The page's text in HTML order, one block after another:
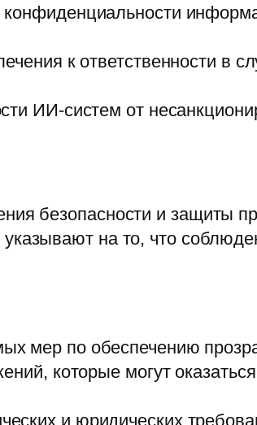
к ответственности в
ИИ-систем от
безопасности и защиты
на то, что
мер по обеспечению
которые могут оказаться
и юридических